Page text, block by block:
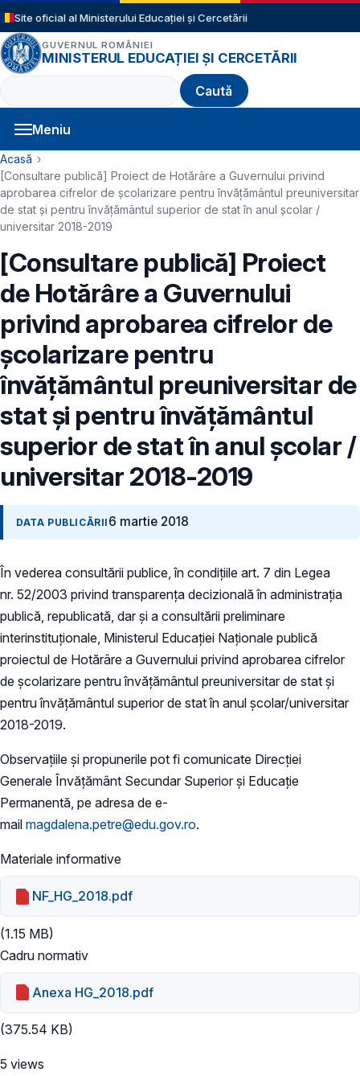
Sari la conținutul principal
Site oficial al Ministerului Educației și Cercetării
GUVERNUL ROMÂNIEI
MINISTERUL EDUCAȚIEI ȘI CERCETĂRII
Caută
Meniu
Navigație principală
Cale de navigare
Acasă
[Consultare publică] Proiect de Hotărâre a Guvernului privind
aprobarea cifrelor de școlarizare pentru învățământul preuniversitar
de stat şi pentru învățământul superior de stat în anul școlar /
universitar 2018-2019
[Consultare publică] Proiect
de Hotărâre a Guvernului
privind aprobarea cifrelor de
școlarizare pentru
învățământul preuniversitar de
stat şi pentru învățământul
superior de stat în anul școlar /
universitar 2018-2019
DATA PUBLICĂRII 6 martie 2018
În vederea consultării publice, în condiţiile art. 7 din Legea
nr. 52/2003 privind transparenţa decizională în administraţia
publică, republicată, dar și a consultării preliminare
interinstituționale, Ministerul Educaţiei Naţionale publică
proiectul de Hotărâre a Guvernului privind aprobarea cifrelor
de școlarizare pentru învățământul preuniversitar de stat şi
pentru învățământul superior de stat în anul școlar/universitar
2018-2019.
Observațiile și propunerile pot fi comunicate Direcției
Generale Învățământ Secundar Superior și Educație
Permanentă, pe adresa de e-
mail magdalena.petre@edu.gov.ro.
Materiale informative
NF_HG_2018.pdf
(1.15 MB)
Cadru normativ
Anexa HG_2018.pdf
(375.54 KB)
5 views